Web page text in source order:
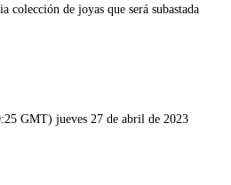
GMT) jueves 27 de abril de 2023